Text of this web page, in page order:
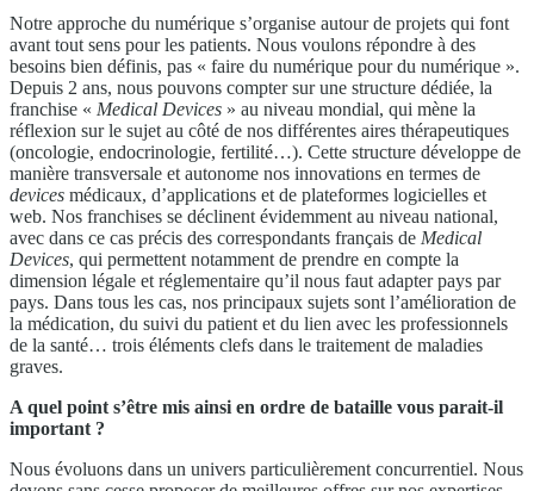
Notre approche du numérique s’organise autour de projets qui font
avant tout sens pour les patients. Nous voulons répondre à des
besoins bien définis, pas « faire du numérique pour du numérique ».
Depuis 2 ans, nous pouvons compter sur une structure dédiée, la
franchise « Medical Devices » au niveau mondial, qui mène la
réflexion sur le sujet au côté de nos différentes aires thérapeutiques
(oncologie, endocrinologie, fertilité…). Cette structure développe de
manière transversale et autonome nos innovations en termes de
devices médicaux, d’applications et de plateformes logicielles et
web. Nos franchises se déclinent évidemment au niveau national,
avec dans ce cas précis des correspondants français de Medical
Devices, qui permettent notamment de prendre en compte la
dimension légale et réglementaire qu’il nous faut adapter pays par
pays. Dans tous les cas, nos principaux sujets sont l’amélioration de
la médication, du suivi du patient et du lien avec les professionnels
de la santé… trois éléments clefs dans le traitement de maladies
graves.
A quel point s’être mis ainsi en ordre de bataille vous parait-il
important ?
Nous évoluons dans un univers particulièrement concurrentiel. Nous